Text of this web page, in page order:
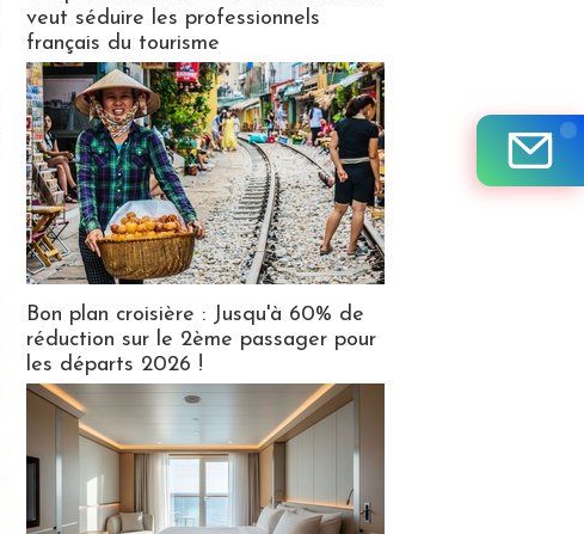
veut séduire les professionnels
français du tourisme
Bon plan croisière : Jusqu'à 60% de
réduction sur le 2ème passager pour
les départs 2026 !